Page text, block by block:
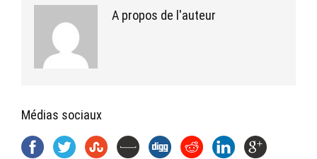
A propos de l'auteur
Médias sociaux